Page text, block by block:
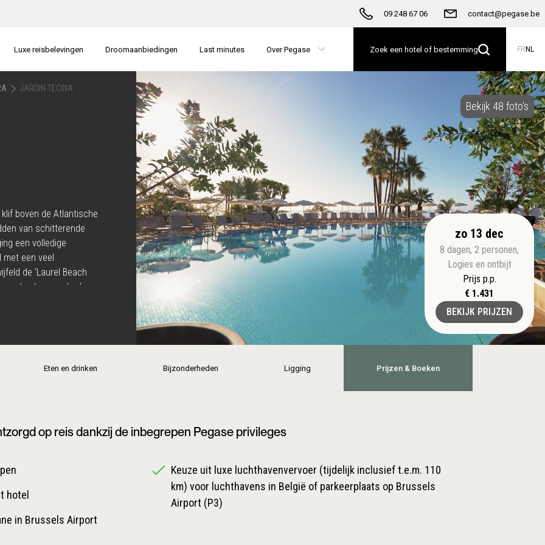
09 248 67 06 contact@pegase.be
Luxe reisbelevingen Droomaanbiedingen Last minutes Over Pegase Zoek een hotel of bestemming FR NL
JARDIN TECINA
Bekijk 48 foto's
boven de Atlantische
van schitterende
een volledige
een veel
de ‘Laurel Beach
zoutwaterzwembad.
zoek zijn naar dat
zo 13 dec
8 dagen, 2 personen,
Logies en ontbijt
Prijs p.p.
€ 1.431
BEKIJK PRIJZEN
Eten en drinken Bijzonderheden Ligging Prijzen & Boeken
op reis dankzij de inbegrepen Pegase privileges
hotel
in Brussels Airport
Keuze uit luxe luchthavenvervoer (tijdelijk inclusief t.e.m. 110
km) voor luchthavens in België of parkeerplaats op Brussels
Airport (P3)